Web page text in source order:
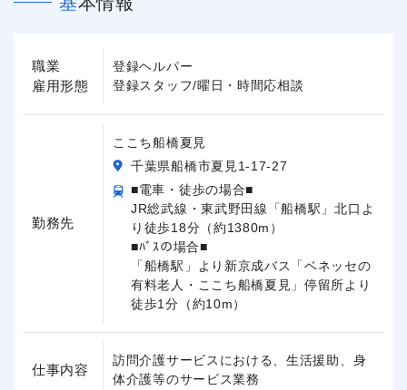
職業
雇用形態
登録ヘルパー
登録スタッフ/曜日・時間応相談
勤務先
ここち船橋夏見
千葉県船橋市夏見1-17-27
■電車・徒歩の場合■
JR総武線・東武野田線「船橋駅」北口よ
り徒歩18分（約1380m）
■ﾊﾞｽの場合■
「船橋駅」より新京成バス「ベネッセの
有料老人・ここち船橋夏見」停留所より
徒歩1分（約10m）
仕事内容
訪問介護サービスにおける、生活援助、身
体介護等のサービス業務